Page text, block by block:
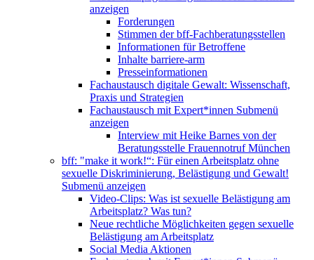
anzeigen
Forderungen
Stimmen der bff-Fachberatungsstellen
Informationen für Betroffene
Inhalte barriere-arm
Presseinformationen
Fachaustausch digitale Gewalt: Wissenschaft,
Praxis und Strategien
Fachaustausch mit Expert*innen Submenü
anzeigen
Interview mit Heike Barnes von der
Beratungsstelle Frauennotruf München
bff: "make it work!“: Für einen Arbeitsplatz ohne
sexuelle Diskriminierung, Belästigung und Gewalt!
Submenü anzeigen
Video-Clips: Was ist sexuelle Belästigung am
Arbeitsplatz? Was tun?
Neue rechtliche Möglichkeiten gegen sexuelle
Belästigung am Arbeitsplatz
Social Media Aktionen